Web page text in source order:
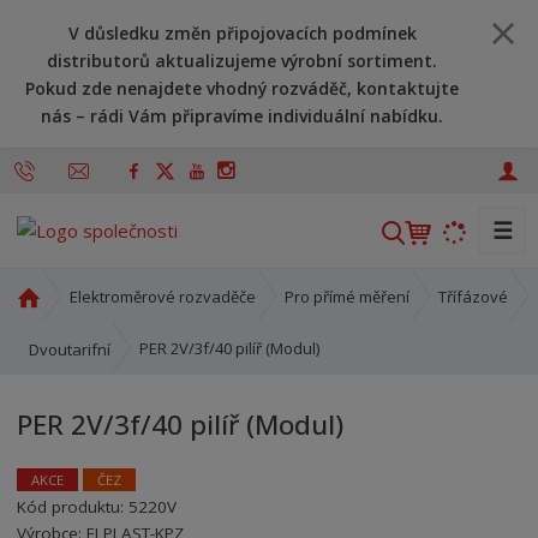
V důsledku změn připojovacích podmínek
distributorů aktualizujeme výrobní sortiment.
Pokud zde nenajdete vhodný rozváděč, kontaktujte
nás – rádi Vám připravíme individuální nabídku.
V
h
☰
o
í
t
r
a
Elektroměrové rozvaděče Pro přímé měření Třífázové
Dvoutarifní PER 2V/3f/40 pilíř (Modul)
PER 2V/3f/40 pilíř (Modul)
AKCE ČEZ
Kód produktu: 5220V
Kód výrobce: 8595208660382
Kód dodavatele:8595208660382
Výrobce: ELPLAST-KPZ